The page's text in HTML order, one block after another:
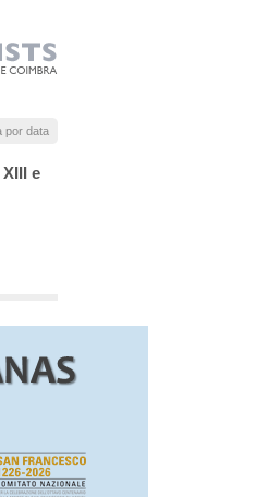
por data
e